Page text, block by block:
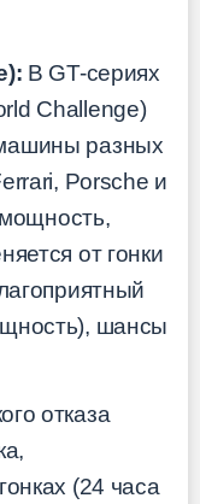
В GT-сериях
Challenge)
разных
Porsche и
от гонки
шансы
отказа
(24 часа